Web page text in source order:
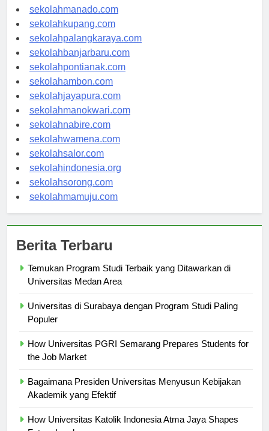
sekolahtanjungselor.com
sekolahmanado.com
sekolahkupang.com
sekolahpalangkaraya.com
sekolahbanjarbaru.com
sekolahpontianak.com
sekolahambon.com
sekolahjayapura.com
sekolahmanokwari.com
sekolahnabire.com
sekolahwamena.com
sekolahsalor.com
sekolahindonesia.org
sekolahsorong.com
Temukan Program Studi Terbaik yang Ditawarkan di
Universitas di Surabaya dengan Program Studi Paling
How Universitas PGRI Semarang Prepares Students for
Bagaimana Presiden Universitas Menyusun Kebijakan